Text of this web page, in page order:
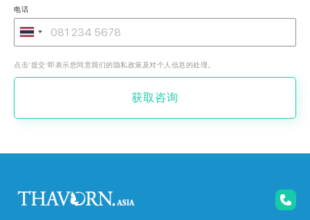
电话
点击‘提交’即表示您同意我们的隐私政策及对个人信息的处理。
获取咨询